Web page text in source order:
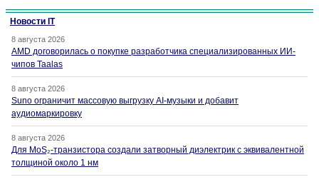
Новости IT
8 августа 2026
AMD договорилась о покупке разработчика специализированных ИИ-
чипов Taalas
8 августа 2026
Suno ограничит массовую выгрузку AI-музыки и добавит
аудиомаркировку
8 августа 2026
Для MoS₂-транзистора создали затворный диэлектрик с эквивалентной
толщиной около 1 нм